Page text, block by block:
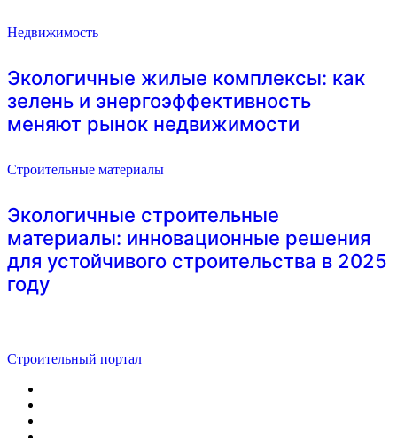
Недвижимость
Экологичные жилые комплексы: как
зелень и энергоэффективность
меняют рынок недвижимости
Строительные материалы
Экологичные строительные
материалы: инновационные решения
для устойчивого строительства в 2025
году
Строительный портал